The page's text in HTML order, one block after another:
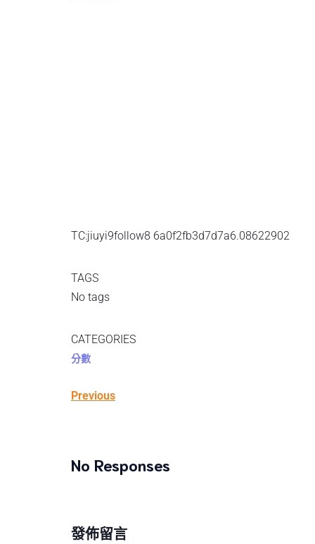
TC:jiuyi9follow8 6a0f2fb3d7d7a6.08622902
TAGS
No tags
CATEGORIES
分數
Previous
No Responses
發佈留言